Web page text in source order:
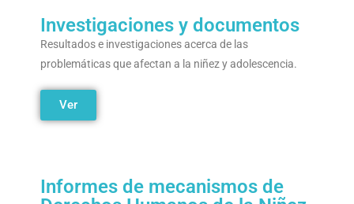
Investigaciones y documentos
Resultados e investigaciones acerca de las
problemáticas que afectan a la niñez y adolescencia.
Ver
Informes de mecanismos de